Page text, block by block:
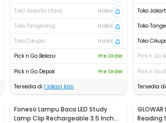
Toko Jakarta Utara
Habis
Toko Tangerang
Habis
Toko Cikupa
Habis
Pick n Go Bekasi
Pre Order
Pick n Go Depok
Pre Order
Tersedia di 1 lokasi lain
Toko
Toko
Toko
Pick n Go
Pick n Go
Tersedia di
Foneso Lampu Baca LED Study
Lamp Clip Rechargeable 3.5 Inch
Reading